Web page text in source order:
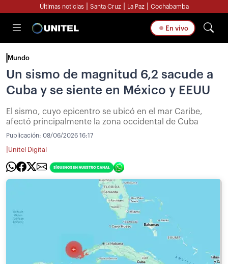
Últimas noticias Santa Cruz La Paz Cochabamba
En vivo
Mundo
Un sismo de magnitud 6,2 sacude a
Cuba y se siente en México y EEUU
El sismo, cuyo epicentro se ubicó en el mar Caribe,
afectó principalmente la zona occidental de Cuba
Publicación: 08/06/2026 16:17
Unitel Digital